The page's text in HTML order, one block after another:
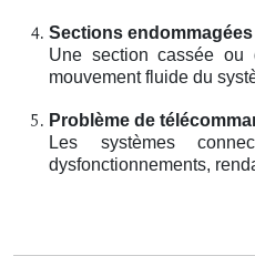
Sections endommagées
Une section cassée ou
mouvement fluide du
Problème de
Les systèmes
dysfonctionnements,